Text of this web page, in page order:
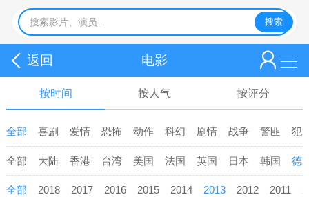
返回 电影
按时间 按人气 按评分
全部 喜剧 爱情 恐怖 动作 科幻 剧情 战争 警匪 犯
全部 大陆 香港 台湾 美国 法国 英国 日本 韩国 德
全部 2018 2017 2016 2015 2014 2013 2012 2011